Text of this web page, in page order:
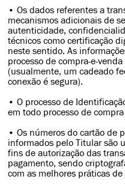
• Os dados referentes a
mecanismos adicionais de
autenticidade,
técnicos como certificação
neste sentido. As
processo de compra-e-
(usualmente, um cadeado
conexão é segura).
• O processo de
em todo processo de
• Os números do cartão de
informados pelo Titular são
fins de autorização das
pagamento, sendo
com as melhores práticas de